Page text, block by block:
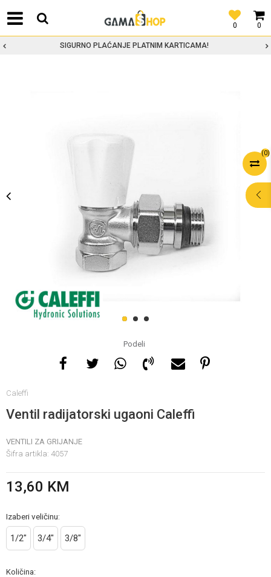
0
0
SIGURNO PLAĆANJE PLATNIM KARTICAMA!
(0)
1 2 3
Podeli
Caleffi
Ventil radijatorski ugaoni Caleffi
VENTILI ZA GRIJANJE
Šifra artikla: 4057
13,60 KM
Izaberi veličinu:
1/2" 3/4" 3/8"
Količina:
POMOĆ PRI
KUPOVINI
i porudžbine
nedelje